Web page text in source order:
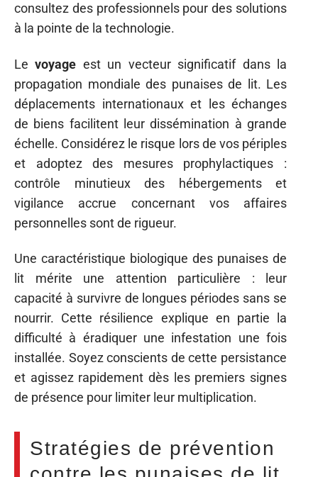
consultez des professionnels pour des solutions
à la pointe de la technologie.
Levoyage est un vecteur significatif dans la
propagation mondiale des punaises de lit. Les
déplacements internationaux et les échanges
de biens facilitent leur dissémination à grande
échelle. Considérez le risque lors de vos périples
et adoptez des mesures prophylactiques :
contrôle minutieux des hébergements et
vigilance accrue concernant vos affaires
personnelles sont de rigueur.
Une caractéristique biologique des punaises de
lit mérite une attention particulière : leur
capacité à survivre de longues périodes sans se
nourrir. Cette résilience explique en partie la
difficulté à éradiquer une infestation une fois
installée. Soyez conscients de cette persistance
et agissez rapidement dès les premiers signes
de présence pour limiter leur multiplication.
Stratégies de prévention